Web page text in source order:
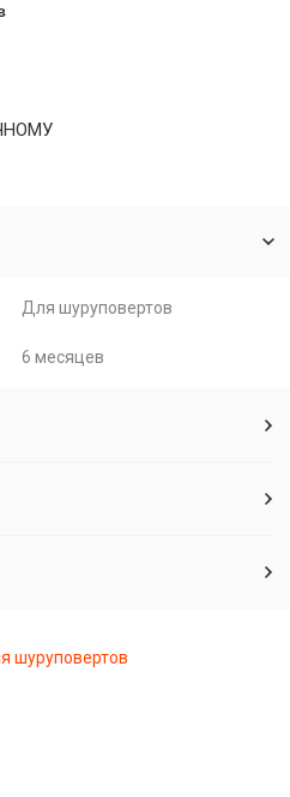
Для шуруповертов
6 месяцев
шуруповертов